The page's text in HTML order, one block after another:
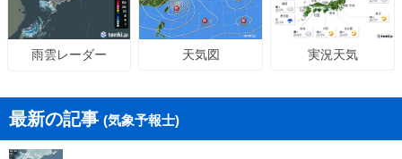
雨雲レーダー 天気図 実況天気
最新の記事 (気象予報士)